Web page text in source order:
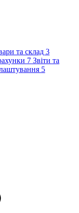
та склад 3
7 Звіти та
5